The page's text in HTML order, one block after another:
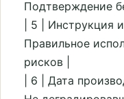
Подтверждение
| 5 | Инструкция
Правильное
рисков |
| 6 | Дата